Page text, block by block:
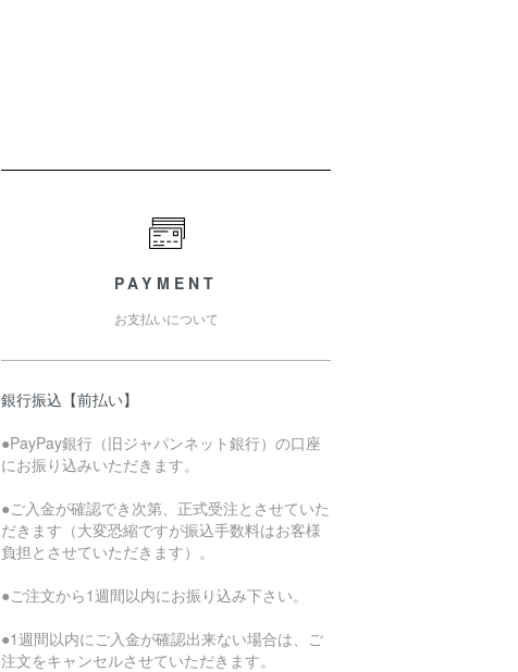
PAYMENT
お支払いについて
銀行振込【前払い】
●PayPay銀行（旧ジャパンネット銀行）の口座
にお振り込みいただきます。
●ご入金が確認でき次第、正式受注とさせていた
だきます（大変恐縮ですが振込手数料はお客様
負担とさせていただきます）。
●ご注文から1週間以内にお振り込み下さい。
●1週間以内にご入金が確認出来ない場合は、ご
注文をキャンセルさせていただきます。